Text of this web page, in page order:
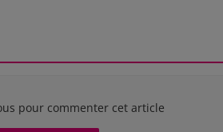
pour commenter cet article